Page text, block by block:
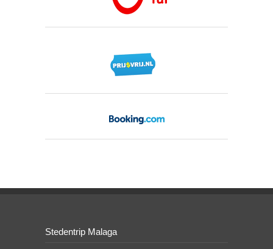
Een stedentrip naar Malaga is steeds
iedereen wel iets leuks te doen of te